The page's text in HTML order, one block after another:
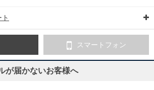
スマートフォン
が届かないお客様へ